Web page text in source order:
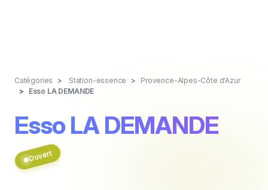
Catégories Station-essence
Provence-Alpes-Côte d'Azur
Esso LA DEMANDE
Esso LA DEMANDE
Ouvert